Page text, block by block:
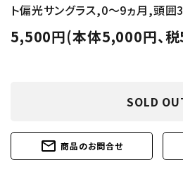
ト偏光サングラス,0～9ヵ月,頭
5,500円(本体5,000円、
SOLD
mail_outline 商品のお問合せ